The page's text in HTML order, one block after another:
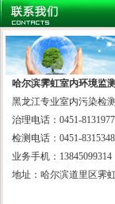
哈尔滨霁虹室内环境监
黑龙江专业室内污染检
治理电话：0451-
检测电话：0451-
业务手机：13845099314
地址：哈尔滨道里区霁